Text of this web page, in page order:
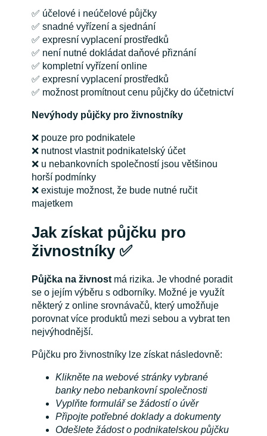
✅ účelové i neúčelové půjčky
✅ snadné vyřízení a sjednání
✅ expresní vyplacení prostředků
✅ není nutné dokládat daňové přiznání
✅ kompletní vyřízení online
✅ expresní vyplacení prostředků
✅ možnost promítnout cenu půjčky do účetnictví
Nevýhody půjčky pro živnostníky
❌ pouze pro podnikatele
❌ nutnost vlastnit podnikatelský účet
❌ u nebankovních společností jsou většinou
horší podmínky
❌ existuje možnost, že bude nutné ručit
majetkem
Jak získat půjčku pro
živnostníky ✅
Půjčka na živnost má rizika. Je vhodné poradit
se o jejím výběru s odborníky. Možné je využít
některý z online srovnávačů, který umožňuje
porovnat více produktů mezi sebou a vybrat ten
nejvýhodnější.
Půjčku pro živnostníky lze získat následovně:
Klikněte na webové stránky vybrané
banky nebo nebankovní společnosti
Vyplňte formulář se žádostí o úvěr
Připojte potřebné doklady a dokumenty
Odešlete žádost o podnikatelskou půjčku